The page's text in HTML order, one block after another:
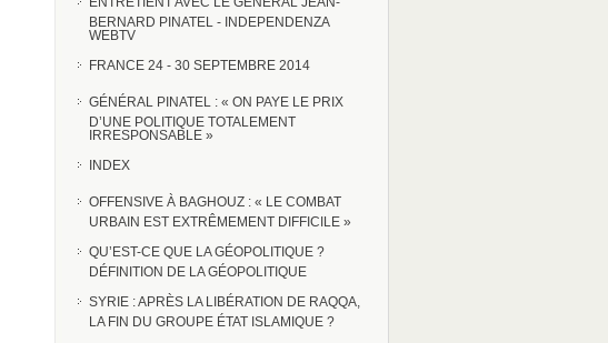
BERNARD PINATEL - INDEPENDENZA
WEBTV
FRANCE 24 - 30 SEPTEMBRE 2014
GÉNÉRAL PINATEL : « ON PAYE LE PRIX
D’UNE POLITIQUE TOTALEMENT
IRRESPONSABLE »
INDEX
OFFENSIVE À BAGHOUZ : « LE COMBAT
URBAIN EST EXTRÊMEMENT DIFFICILE »
QU’EST-CE QUE LA GÉOPOLITIQUE ?
DÉFINITION DE LA GÉOPOLITIQUE
SYRIE : APRÈS LA LIBÉRATION DE RAQQA,
LA FIN DU GROUPE ÉTAT ISLAMIQUE ?